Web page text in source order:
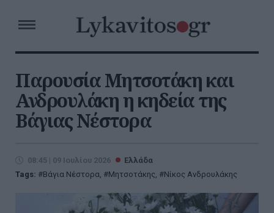
Παρουσία Μητσοτάκη και
Ανδρουλάκη η κηδεία της
Βάγιας Νέστορα
08:45 | 09 Ιουλίου 2026
Ελλάδα
Tags:
Βάγια Νέστορα, Μητσοτάκης, Νίκος Ανδρουλάκης